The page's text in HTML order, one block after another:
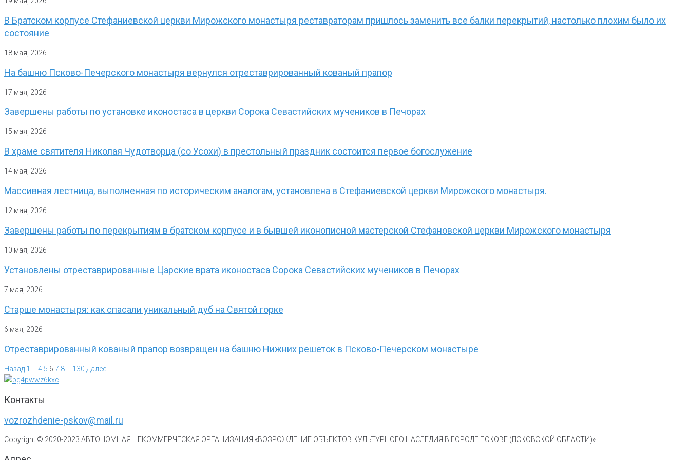
В Братском корпусе Стефаниевской церкви Мирожского монастыря реставраторам пришлось заменить все балки перекрытий, настолько плохим было их
состояние
18 мая, 2026
На башню Псково-Печерского монастыря вернулся отреставрированный кованый прапор
17 мая, 2026
Завершены работы по установке иконостаса в церкви Сорока Севастийских мучеников в Печорах
15 мая, 2026
В храме святителя Николая Чудотворца (со Усохи) в престольный праздник состоится первое богослужение
14 мая, 2026
Массивная лестница, выполненная по историческим аналогам, установлена в Стефаниевской церкви Мирожского монастыря.
12 мая, 2026
Завершены работы по перекрытиям в братском корпусе и в бывшей иконописной мастерской Стефановской церкви Мирожского монастыря
10 мая, 2026
Установлены отреставрированные Царские врата иконостаса Сорока Севастийских мучеников в Печорах
7 мая, 2026
Старше монастыря: как спасали уникальный дуб на Святой горке
6 мая, 2026
Отреставрированный кованый прапор возвращен на башню Нижних решеток в Псково-Печерском монастыре
Назад 1 4 5 6 7 8 130 Далее
Контакты
vozrozhdenie-pskov@mail.ru
Copyright © 2020-2023 АВТОНОМНАЯ НЕКОММЕРЧЕСКАЯ ОРГАНИЗАЦИЯ «ВОЗРОЖДЕНИЕ ОБЪЕКТОВ КУЛЬТУРНОГО НАСЛЕДИЯ В ГОРОДЕ ПСКОВЕ (ПСКОВСКОЙ ОБЛАСТИ)»